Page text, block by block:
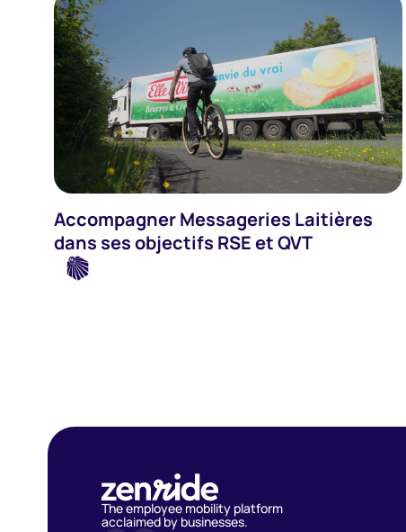
Accompagner Messageries Laitières
dans ses objectifs RSE et QVT
The employee mobility platform
acclaimed by businesses.